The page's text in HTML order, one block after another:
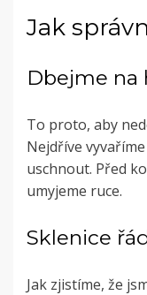
Jak
Dbejme na
To proto, aby
Nejdříve
uschnout. Před
umyjeme ruce.
Sklenice
Jak zjistíme, že